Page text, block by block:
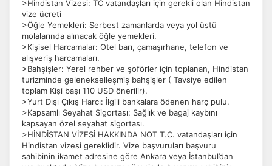
>Hindistan Vizesi: TC vatandaşları için gerekli olan Hindistan
vize ücreti
>Öğle Yemekleri: Serbest zamanlarda veya yol üstü
molalarında alınacak öğle yemekleri.
>Kişisel Harcamalar: Otel barı, çamaşırhane, telefon ve
alışveriş harcamaları.
>Bahşişler: Yerel rehber ve şoförler için toplanan, Hindistan
turizminde gelenekselleşmiş bahşişler ( Tavsiye edilen
toplam Kişi başı 110 USD önerilir).
>Yurt Dışı Çıkış Harcı: İlgili bankalara ödenen harç pulu.
>Kapsamlı Seyahat Sigortası: Sağlık ve bagaj kaybını
kapsayan özel seyahat sigortası.
>HİNDİSTAN VİZESİ HAKKINDA NOT T.C. vatandaşları için
Hindistan vizesi gereklidir. Vize başvuruları başvuru
sahibinin ikamet adresine göre Ankara veya İstanbul’dan